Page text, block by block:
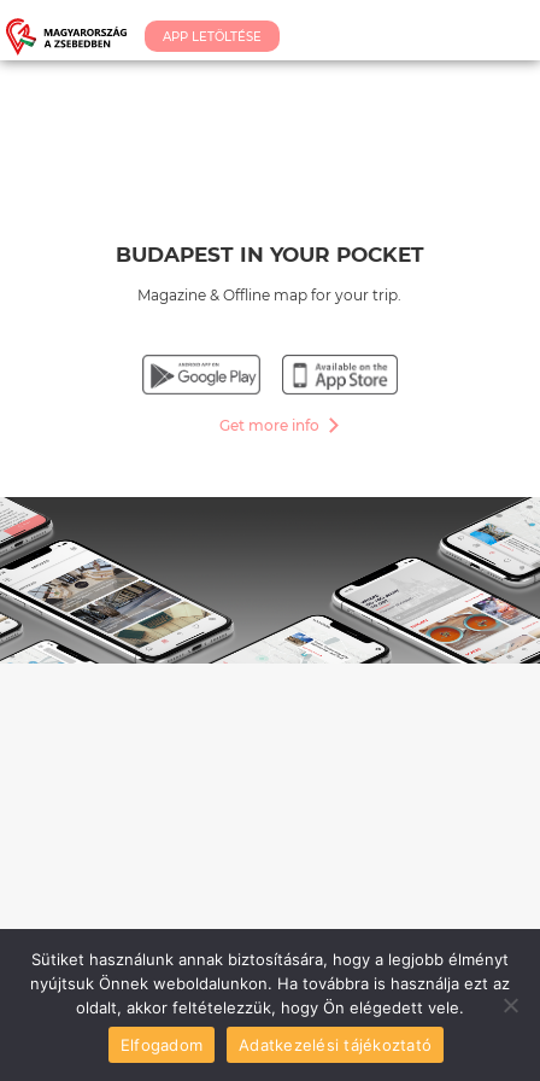
APP LETÖLTÉSE
BUDAPEST IN YOUR POCKET
Magazine & Offline map for your trip.
Get more info
Sütiket használunk annak biztosítására, hogy a legjobb élményt
nyújtsuk Önnek weboldalunkon. Ha továbbra is használja ezt az
oldalt, akkor feltételezzük, hogy Ön elégedett vele.
Elfogadom
Adatkezelési tájékoztató